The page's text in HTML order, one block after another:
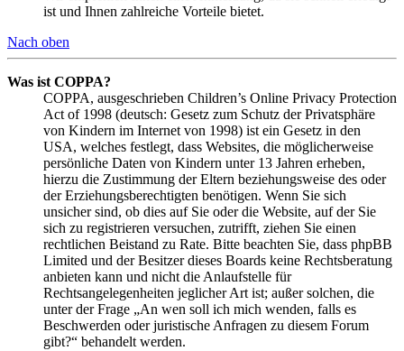
ist und Ihnen zahlreiche Vorteile bietet.
Nach oben
Was ist COPPA?
COPPA, ausgeschrieben Children’s Online Privacy Protection
Act of 1998 (deutsch: Gesetz zum Schutz der Privatsphäre
von Kindern im Internet von 1998) ist ein Gesetz in den
USA, welches festlegt, dass Websites, die möglicherweise
persönliche Daten von Kindern unter 13 Jahren erheben,
hierzu die Zustimmung der Eltern beziehungsweise des oder
der Erziehungsberechtigten benötigen. Wenn Sie sich
unsicher sind, ob dies auf Sie oder die Website, auf der Sie
sich zu registrieren versuchen, zutrifft, ziehen Sie einen
rechtlichen Beistand zu Rate. Bitte beachten Sie, dass phpBB
Limited und der Besitzer dieses Boards keine Rechtsberatung
anbieten kann und nicht die Anlaufstelle für
Rechtsangelegenheiten jeglicher Art ist; außer solchen, die
unter der Frage „An wen soll ich mich wenden, falls es
Beschwerden oder juristische Anfragen zu diesem Forum
gibt?“ behandelt werden.